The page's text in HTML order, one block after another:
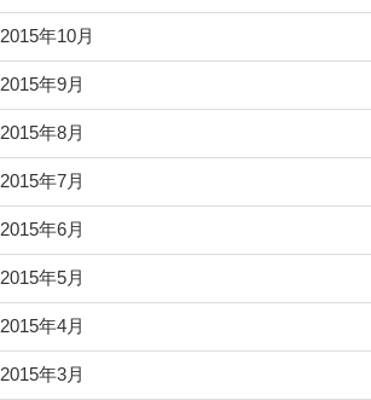
2015年10月
2015年9月
2015年8月
2015年7月
2015年6月
2015年5月
2015年4月
2015年3月